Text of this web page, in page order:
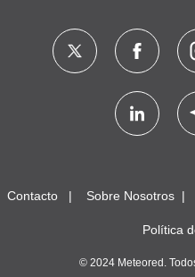
Contacto Sobre Nosotros
Política
© 2024 Meteored.